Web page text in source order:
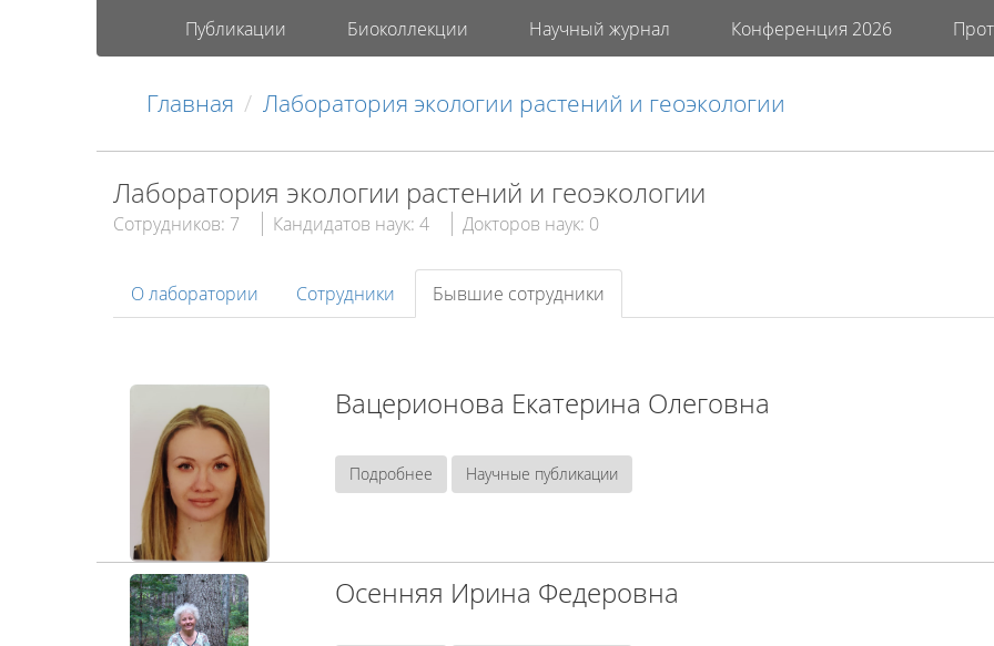
Публикации Биоколлекции Научный журнал Конференция 2026
Главная Лаборатория экологии растений и геоэкологии
Лаборатория экологии растений и геоэкологии
Сотрудников: 7 Кандидатов наук: 4 Докторов наук: 0
О лаборатории Сотрудники Бывшие сотрудники
Вацерионова Екатерина Олеговна
Подробнее Научные публикации
Осенняя Ирина Федеровна